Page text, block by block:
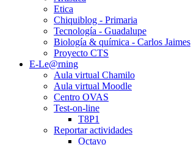
Etica
Chiquiblog - Primaria
Tecnología - Guadalupe
Biología & química - Carlos Jaimes
Proyecto CTS
E-Le@rning
Aula virtual Chamilo
Aula virtual Moodle
Centro OVAS
Test-on-line
T8P1
Reportar actividades
Octavo